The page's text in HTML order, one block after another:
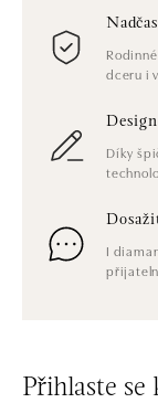
dceru i
Díky
I
Přihlaste se